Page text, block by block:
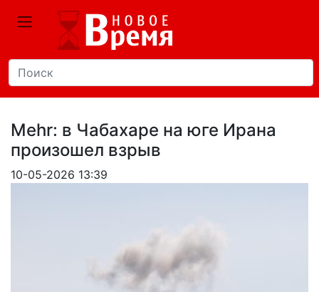
Mehr: в Чабахаре на юге Ирана
произошел взрыв
10-05-2026 13:39